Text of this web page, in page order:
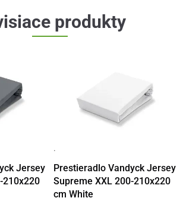
produkty
Jersey
210x220
·
Prestieradlo Vandyck Jersey
Supreme XXL 200-210x220
cm White